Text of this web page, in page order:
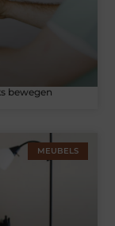
bewegen
MEUBELS